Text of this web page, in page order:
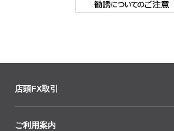
店頭FX取引
ご利用案内